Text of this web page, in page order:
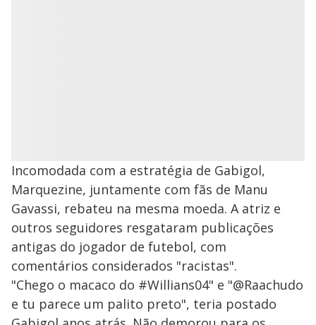
Incomodada com a estratégia de Gabigol,
Marquezine, juntamente com fãs de Manu
Gavassi, rebateu na mesma moeda. A atriz e
outros seguidores resgataram publicações
antigas do jogador de futebol, com
comentários considerados "racistas".
"Chego o macaco do #Willians04" e "@Raachudo
e tu parece um palito preto", teria postado